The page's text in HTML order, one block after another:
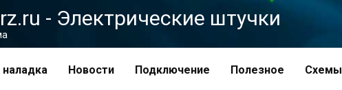
- Электрические штучки
Новости Подключение Полезное Схемы